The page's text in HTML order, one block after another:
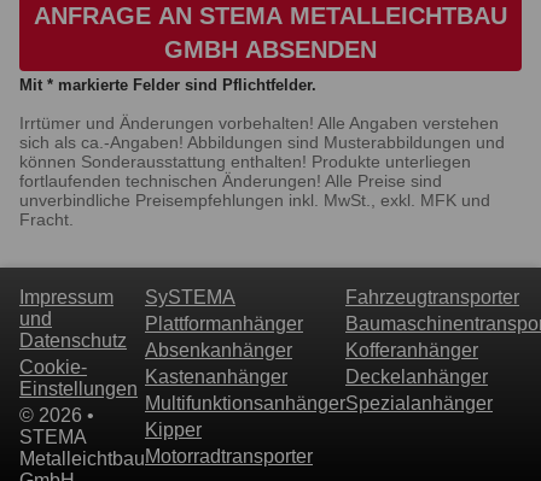
ANFRAGE AN STEMA METALLEICHTBAU
GMBH ABSENDEN
Mit * markierte Felder sind Pflichtfelder.
Irrtümer und Änderungen vorbehalten! Alle Angaben verstehen
sich als ca.-Angaben! Abbildungen sind Musterabbildungen und
können Sonderausstattung enthalten! Produkte unterliegen
fortlaufenden technischen Änderungen! Alle Preise sind
unverbindliche Preisempfehlungen inkl. MwSt., exkl. MFK und
Fracht.
Impressum
und
Datenschutz
Cookie-
Einstellungen
© 2026 •
STEMA
Metalleichtbau
SySTEMA
Plattformanhänger
Absenkanhänger
Kastenanhänger
Multifunktionsanhänger
Kipper
Motorradtransporter
Fahrzeugtransporter
Kofferanhänger
Deckelanhänger
Spezialanhänger